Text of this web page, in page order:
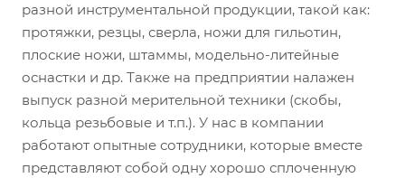
разной инструментальной продукции, такой как:
протяжки, резцы, сверла, ножи для гильотин,
плоские ножи, штаммы, модельно-литейные
оснастки и др. Также на предприятии налажен
выпуск разной мерительной техники (скобы,
кольца резьбовые и т.п.). У нас в компании
работают опытные сотрудники, которые вместе
представляют собой одну хорошо сплоченную